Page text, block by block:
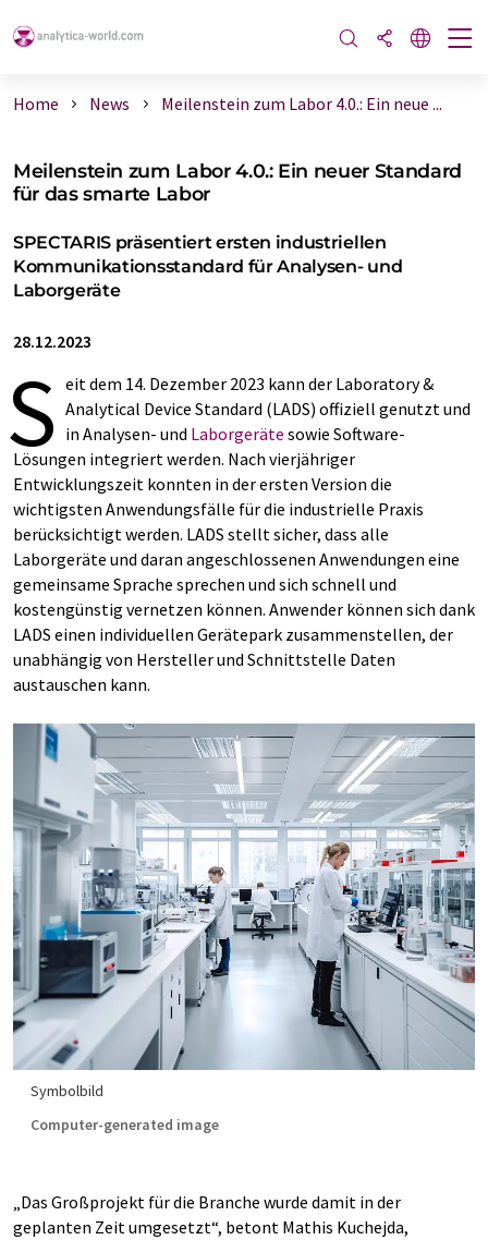
Home News Meilenstein zum Labor 4.0.: Ein neue ...
Meilenstein zum Labor 4.0.: Ein neuer Standard
für das smarte Labor
SPECTARIS präsentiert ersten industriellen
Kommunikationsstandard für Analysen- und
Laborgeräte
28.12.2023
S eit dem 14. Dezember 2023 kann der Laboratory &
Analytical Device Standard (LADS) offiziell genutzt und
in Analysen- und Laborgeräte sowie Software-
Lösungen integriert werden. Nach vierjähriger
Entwicklungszeit konnten in der ersten Version die
wichtigsten Anwendungsfälle für die industrielle Praxis
berücksichtigt werden. LADS stellt sicher, dass alle
Laborgeräte und daran angeschlossenen Anwendungen eine
gemeinsame Sprache sprechen und sich schnell und
kostengünstig vernetzen können. Anwender können sich dank
LADS einen individuellen Gerätepark zusammenstellen, der
unabhängig von Hersteller und Schnittstelle Daten
austauschen kann.
Symbolbild
Computer-generated image
„Das Großprojekt für die Branche wurde damit in der
geplanten Zeit umgesetzt“, betont Mathis Kuchejda,